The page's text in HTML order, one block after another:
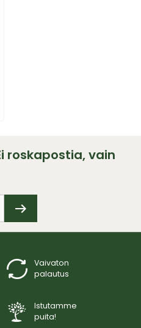
roskapostia, vain
Vaivaton
palautus
Istutamme
puita!